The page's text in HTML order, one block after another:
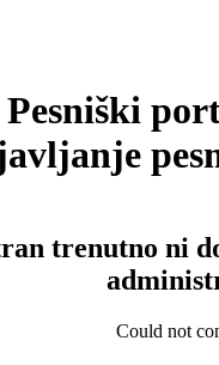
Pesniški
trenutno ni
Could not